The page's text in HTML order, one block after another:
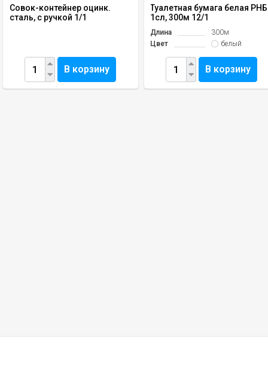
Совок-контейнер оцинк.
сталь, с ручкой 1/1
В корзину
Туалетная бумага белая РНБ
1сл, 300м 12/1
Длина
300м
Цвет
белый
В корзину